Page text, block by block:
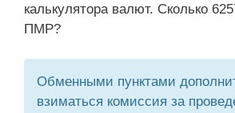
калькулятора валют. Сколько
ПМР?
Обменными пунктами
взиматься комиссия за